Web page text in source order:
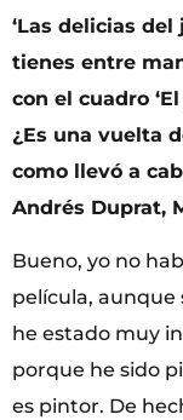
‘Las delicias
tienes entre
con el cuadro
¿Es una vuelta
como llevó a
Andrés Duprat,
Bueno, yo no
película, aunque
he estado muy
porque he sido
es pintor. De